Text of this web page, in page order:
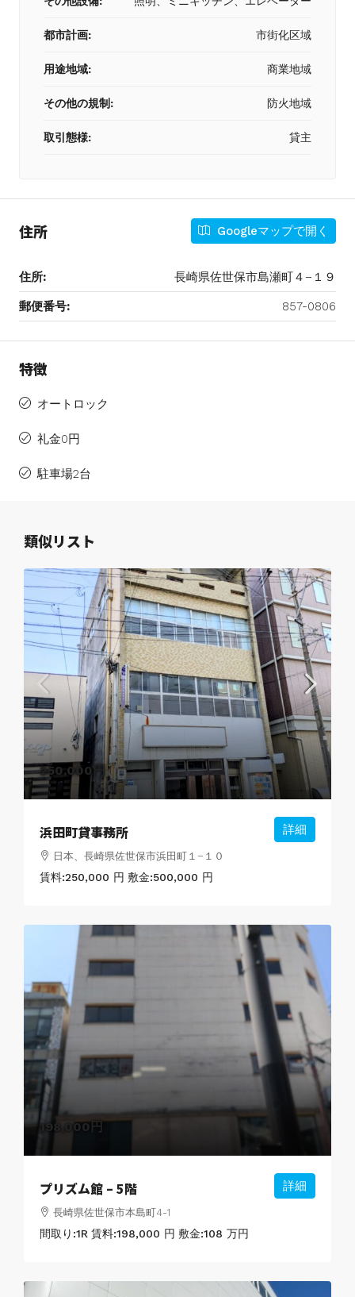
都市計画: 市街化区域
用途地域: 商業地域
その他の規制: 防火地域
取引態様: 貸主
住所 Googleマップで開く
住所: 長崎県佐世保市島瀬町４−１９
郵便番号: 857-0806
特徴
オートロック
礼金0円
駐車場2台
類似リスト
250,000円
浜田町貸事務所
日本、長崎県佐世保市浜田町１−１０
賃料:250,000 円 敷金:500,000 円
詳細
198,000円
プリズム館 – 5階
長崎県佐世保市本島町4-1
間取り:1R 賃料:198,000 円 敷金:108 万円
詳細